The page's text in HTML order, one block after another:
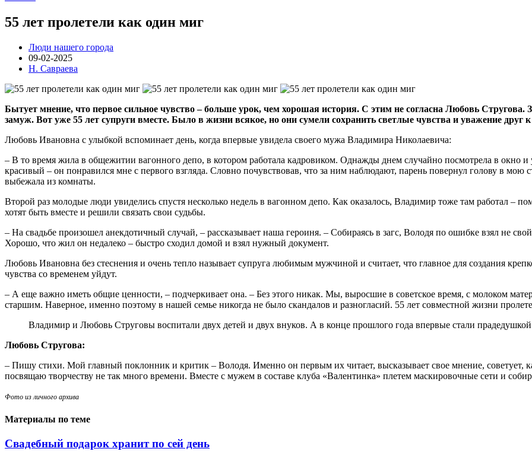
55 лет пролетели как один миг
Люди нашего города
09-02-2025
Н. Савраева
Бытует мнение, что первое сильное чувство – больше урок, чем хорошая история. С этим не согласна Любовь Стругова.
замуж. Вот уже 55 лет супруги вместе. Было в жизни всякое, но они сумели сохранить светлые чувства и уважение друг к
Любовь Ивановна с улыбкой вспоминает день, когда впервые увидела своего мужа Владимира Николаевича:
– В то время жила в общежитии вагонного депо, в котором работала кадровиком. Однажды днем случайно посмотрела в окно
красивый – он понравился мне с первого взгляда. Словно почувствовав, что за ним наблюдают, парень повернул голову в мою
выбежала из комнаты.
Второй раз молодые люди увиделись спустя несколько недель в вагонном депо. Как оказалось, Владимир тоже там работал
хотят быть вместе и решили связать свои судьбы.
– На свадьбе произошел анекдотичный случай, – рассказывает наша героиня. – Собираясь в загс, Володя по ошибке взял не
Хорошо, что жил он недалеко – быстро сходил домой и взял нужный документ.
Любовь Ивановна без стеснения и очень тепло называет супруга любимым мужчиной и считает, что главное для создания
чувства со временем уйдут.
– А еще важно иметь общие ценности, – подчеркивает она. – Без этого никак. Мы, выросшие в советское время, с молоком
старшим. Наверное, именно поэтому в нашей семье никогда не было скандалов и разногласий. 55 лет совместной жизни
Владимир и Любовь Струговы воспитали двух детей и двух внуков. А в конце прошлого года впервые стали
Любовь Стругова:
– Пишу стихи. Мой главный поклонник и критик – Володя. Именно он первым их читает, высказывает свое мнение, советует,
посвящаю творчеству не так много времени. Вместе с мужем в составе клуба «Валентинка» плетем маскировочные сети и
Фото из личного архива
Материалы по теме
Свадебный подарок хранит по сей день